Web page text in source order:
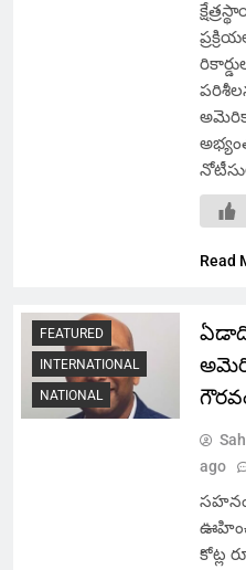
Read
FEATURED
INTERNATIONAL
NATIONAL
ago
కోట్ల